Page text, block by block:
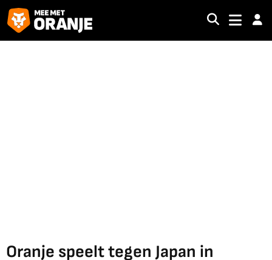
Oranje speelt tegen Japan in